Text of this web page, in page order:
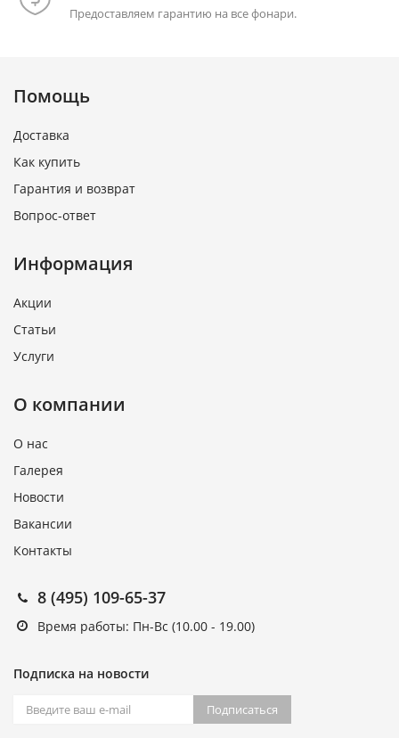
Предоставляем гарантию на все фонари.
Помощь
Доставка
Как купить
Гарантия и возврат
Вопрос-ответ
Информация
Акции
Статьи
Услуги
О компании
О нас
Галерея
Новости
Вакансии
Контакты
8 (495) 109-65-37
Время работы: Пн-Вс (10.00 - 19.00)
Подписка на новости
Подписаться